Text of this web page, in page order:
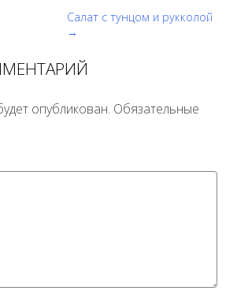
Салат с тунцом и рукколой
→
опубликован. Обязательные